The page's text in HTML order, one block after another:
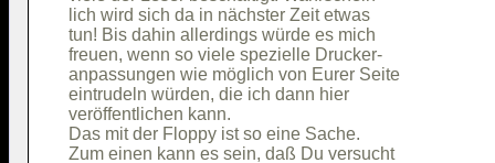
lich wird sich da in nächster Zeit etwas
tun! Bis dahin allerdings würde es mich
freuen, wenn so viele spezielle Drucker-
anpassungen wie möglich von Eurer Seite
eintrudeln würden, die ich dann hier
veröffentlichen kann.
Das mit der Floppy ist so eine Sache.
Zum einen kann es sein, daß Du versucht